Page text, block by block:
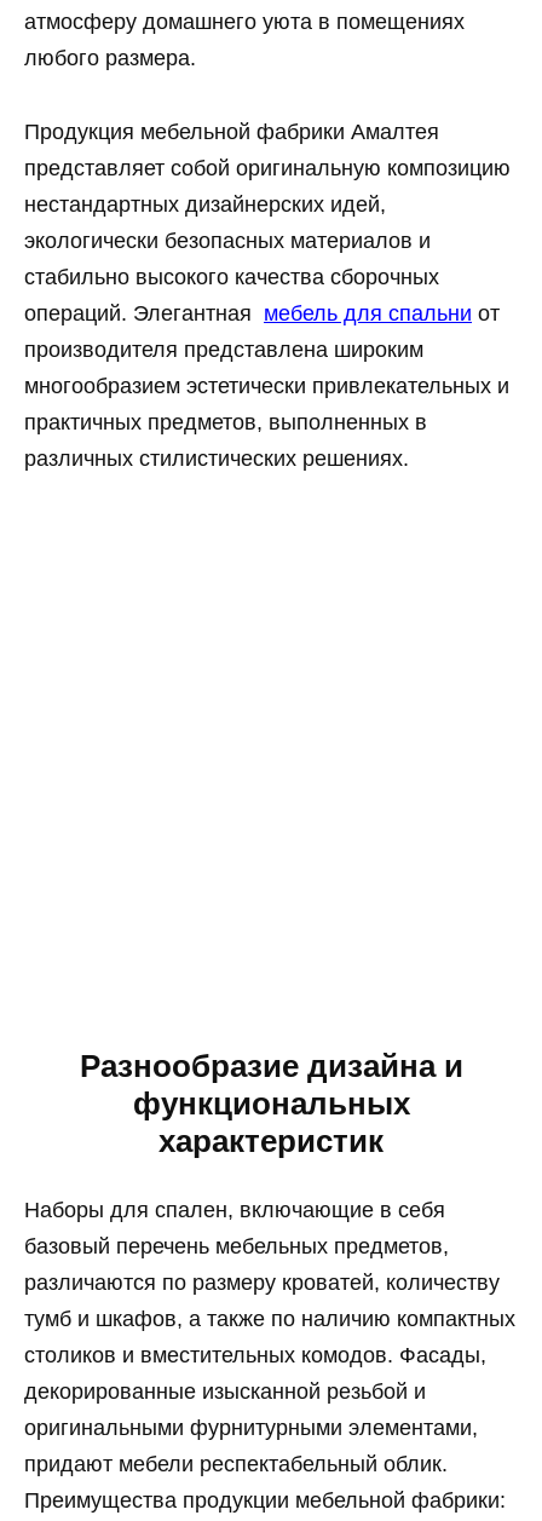
атмосферу домашнего уюта в помещениях
любого размера.
Продукция мебельной фабрики Амалтея
представляет собой оригинальную композицию
нестандартных дизайнерских идей,
экологически безопасных материалов и
стабильно высокого качества сборочных
операций. Элегантная мебель для спальни от
производителя представлена широким
многообразием эстетически привлекательных и
практичных предметов, выполненных в
различных стилистических решениях.
Разнообразие дизайна и
функциональных
характеристик
Наборы для спален, включающие в себя
базовый перечень мебельных предметов,
различаются по размеру кроватей, количеству
тумб и шкафов, а также по наличию компактных
столиков и вместительных комодов. Фасады,
декорированные изысканной резьбой и
оригинальными фурнитурными элементами,
придают мебели респектабельный облик.
Преимущества продукции мебельной фабрики: